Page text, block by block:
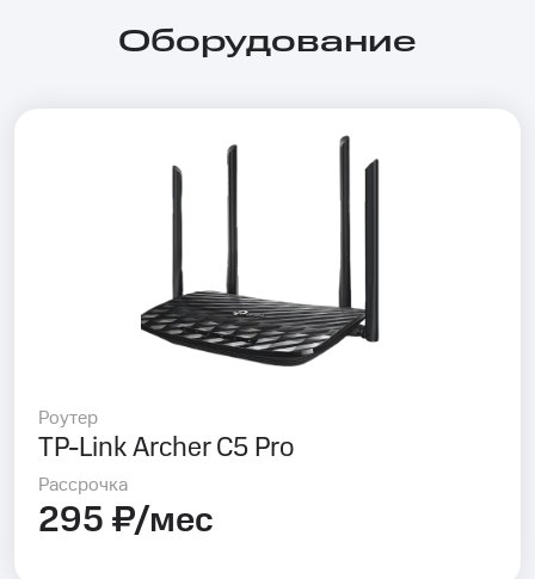
Оборудование
Роутер
TP-Link Archer C5 Pro
Рассрочка
295 ₽/мес